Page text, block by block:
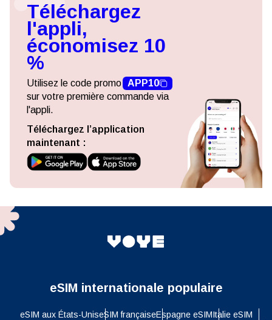
Téléchargez
l'appli,
économisez 10
%
Utilisez le code promo APP10
sur votre première commande via
l'appli.
Téléchargez l’application
maintenant :
eSIM internationale populaire
eSIM aux États-UniseSIM françaiseEspagne eSIMItalie eSIM